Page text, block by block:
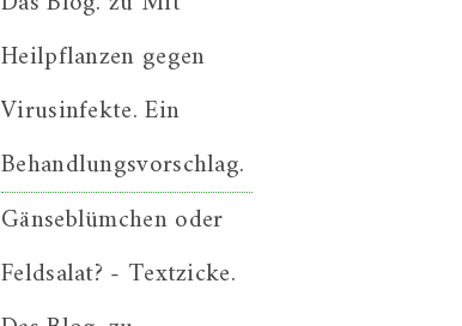
Heilpflanzen gegen
Virusinfekte. Ein
Behandlungsvorschlag.
Gänseblümchen oder
Feldsalat? - Textzicke.